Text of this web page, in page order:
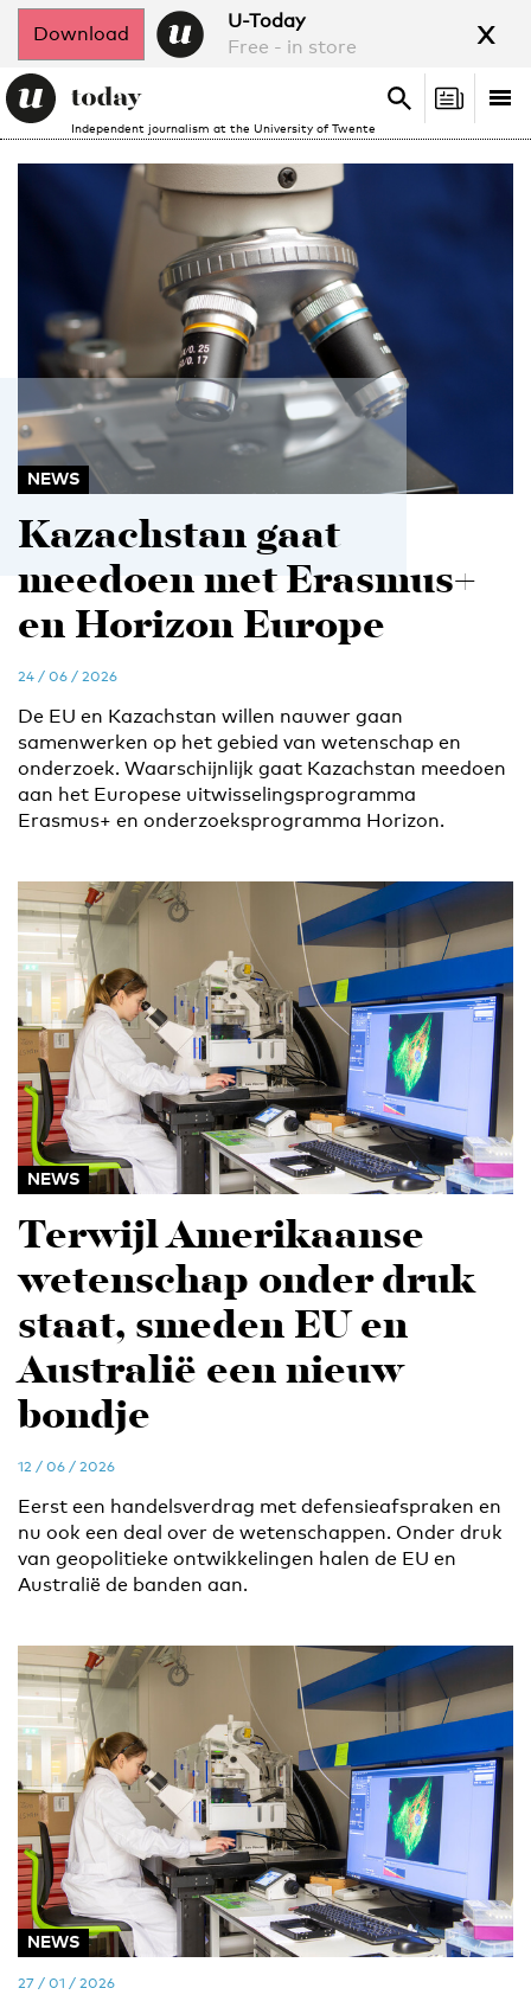
Download
U-Today
Free - in store
x
Independent journalism at the University of Twente
Search
Search
NEWS
Kazachstan gaat
meedoen met Erasmus+
en Horizon Europe
24 / 06 / 2026
De EU en Kazachstan willen nauwer gaan
samenwerken op het gebied van wetenschap en
onderzoek. Waarschijnlijk gaat Kazachstan meedoen
aan het Europese uitwisselingsprogramma
Erasmus+ en onderzoeksprogramma Horizon.
NEWS
Terwijl Amerikaanse
wetenschap onder druk
staat, smeden EU en
Australië een nieuw
bondje
12 / 06 / 2026
Eerst een handelsverdrag met defensieafspraken en
nu ook een deal over de wetenschappen. Onder druk
van geopolitieke ontwikkelingen halen de EU en
Australië de banden aan.
NEWS
27 / 01 / 2026